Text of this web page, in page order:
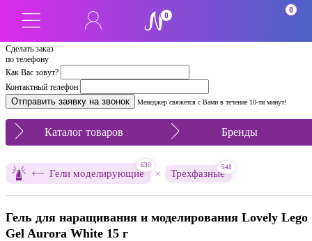
Сделать заказ
по телефону
Как Вас зовут?
Контактный телефон
Менеджер свяжется с Вами в течение 10-ти минут!
0
0
Каталог товаров Бренды
Гели моделирующие
630
× Трехфазные
548
Гель для наращивания и моделирования Lovely Lego
Gel Aurora White 15 г